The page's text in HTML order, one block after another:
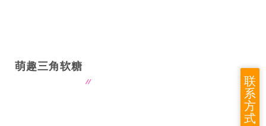
萌趣三角软糖
联
系
方
式